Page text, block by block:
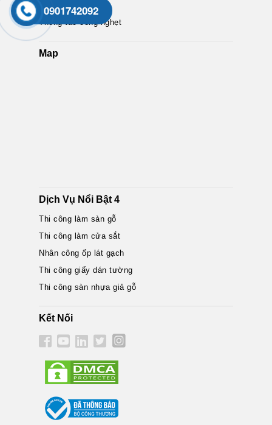
Thông tắc bồn cầu
Thông tắc cống nghẹt
Map
Dịch Vụ Nổi Bật 4
Thi công làm sàn gỗ
Thi công làm cửa sắt
Nhân công ốp lát gạch
Thi công giấy dán tường
Thi công sàn nhựa giả gỗ
Kết Nối
0901742092